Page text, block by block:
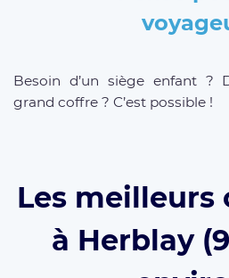
Besoin d’un siège enfant ?
grand coffre ? C’est possible !
Les meilleurs
à Herblay